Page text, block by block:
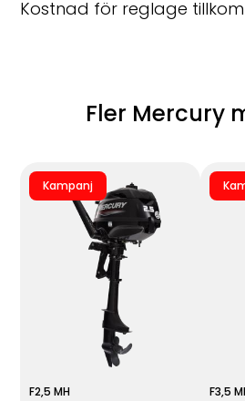
Kostnad för reglage
Fler Mercury
Kampanj
F2,5 MH F3,5